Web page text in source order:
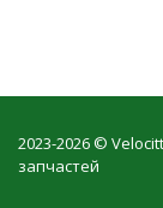
2023-2026 ©
запчастей